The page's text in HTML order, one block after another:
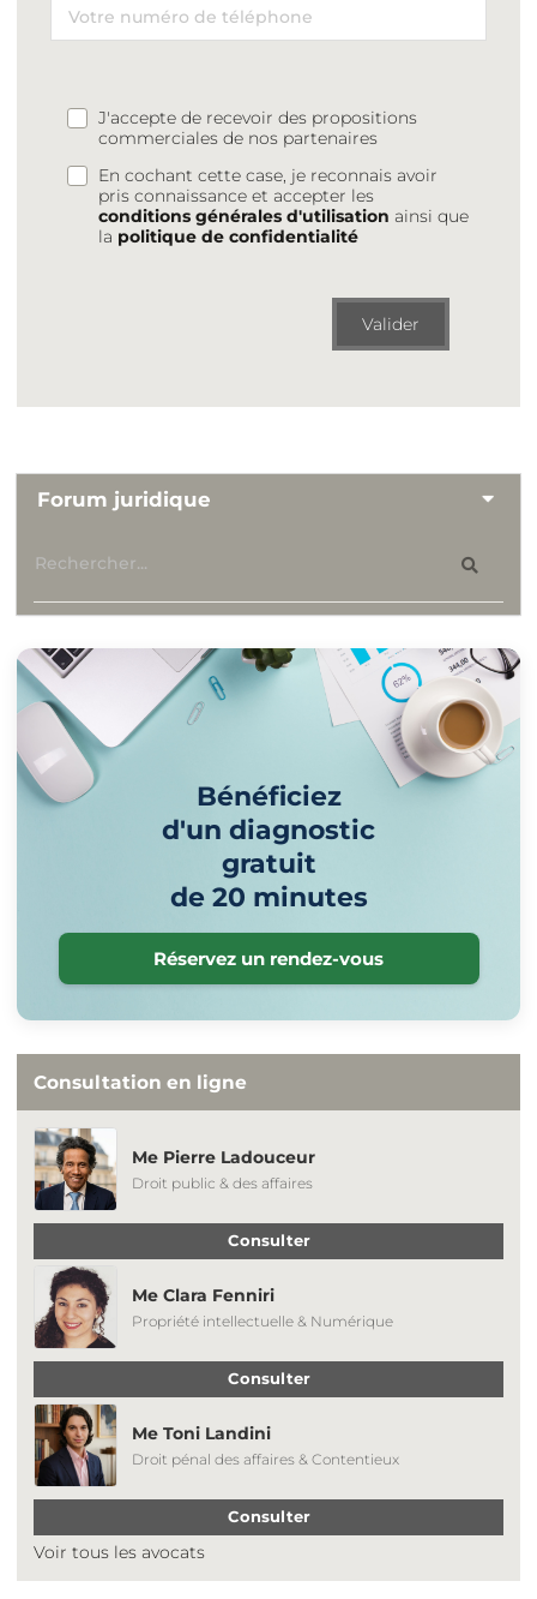
J'accepte de recevoir des propositions
commerciales de nos partenaires
En cochant cette case, je reconnais avoir
pris connaissance et accepter les
conditions générales d'utilisation ainsi que
la politique de confidentialité
Valider
Forum juridique
Bénéficiez
d'un diagnostic
gratuit
de 20 minutes
Réservez un rendez-vous
Consultation en ligne
Me Pierre Ladouceur
Droit public & des affaires
Consulter
Me Clara Fenniri
Propriété intellectuelle & Numérique
Consulter
Me Toni Landini
Droit pénal des affaires & Contentieux
Consulter
Voir tous les avocats